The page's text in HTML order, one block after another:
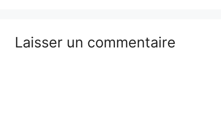
Laisser un commentaire